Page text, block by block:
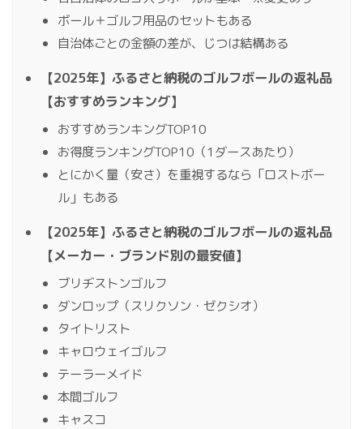
ボール＋ゴルフ用品のセットもある
自治体ごとの金額の差が、じつは結構ある
【2025年】ふるさと納税のゴルフボールの返礼品
【おすすめランキング】
おすすめランキングTOP10
お得度ランキングTOP10（1ダースあたり）
とにかく量（安さ）を重視するなら「ロストボー
ル」もある
【2025年】ふるさと納税のゴルフボールの返礼品
【メーカー・ブランド別の最安値】
ブリヂストンゴルフ
ダンロップ（スリクソン・ゼクシオ）
タイトリスト
キャロウェイゴルフ
テーラーメイド
本間ゴルフ
キャスコ